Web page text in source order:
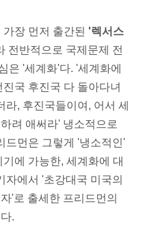
장 먼저 출간된 '렉서스
전반적으로 국제문제 전
은 '세계화'다. '세계화에
국 후진국 다 돌아다녀
라, 후진국들이여, 어서 세
려 애써라' 냉소적으로
드먼은 그렇게 '냉소적인'
에 가능한, 세계화에 대
자에서 '초강대국 미국의
'로 출세한 프리드먼의
.